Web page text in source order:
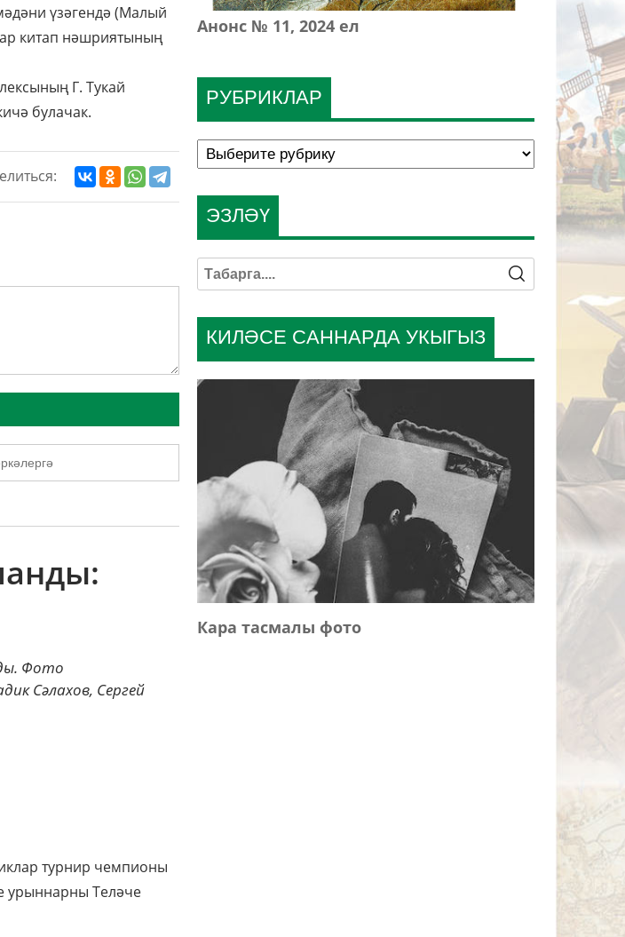
үзәгендә (Малый
китап нәшриятының
Г. Тукай
булачак.
Фото
Сәлахов, Сергей
турнир чемпионы
урыннарны Теләче
РУБРИКЛАР
Анонс № 11, 2024 ел
КИЛӘСЕ САННАРДА УКЫГЫЗ
Кара тасмалы фото
ЭЗЛӘҮ